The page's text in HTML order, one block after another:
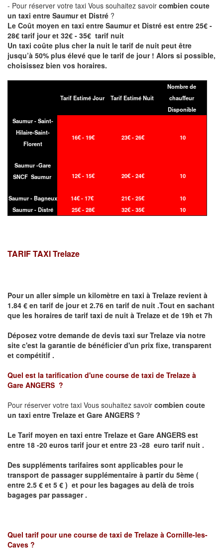
- Pour réserver votre taxi Vous souhaitez savoir combien coute
un taxi entre Saumur et Distré ?
Le Coût moyen en taxi entre Saumur et Distré est entre 25€ -
28€ tarif jour et 32€ - 35€ tarif nuit
Un taxi coûte plus cher la nuit le tarif de nuit peut être
jusqu’à 50% plus élevé que le tarif de jour ! Alors si possible,
choisissez bien vos horaires.
Tarif Estimé Jour Tarif Estimé Nuit
Nombre de
chauffeur
Disponible
Saumur - Saint-
Hilaire-Saint-
Florent
16€ - 19€ 23€ - 26€ 10
Saumur -Gare
SNCF Saumur
12€ - 15€ 20€ - 24€ 10
Saumur - Bagneux 14€ - 17€ 21€ - 25€
10
Saumur - Distré
25€ - 28€ 32€ - 35€ 10
TARIF TAXI Trelaze
Pour un aller simple un kilomètre en taxi à Trelaze revient à
1.84 € en tarif de jour et 2.76 en tarif de nuit .Tout en sachant
que les horaires de tarif taxi de nuit à Trelaze et de 19h et 7h
Déposez votre demande de devis taxi surTrelaze via notre
site c'est la garantie de bénéficier d'un prix fixe, transparent
et compétitif .
Quel est la tarification d'une course de taxi de Trelaze à
Gare ANGERS ?
Pour réserver votre taxi Vous souhaitez savoir combien coute
un taxi entre Trelaze et Gare ANGERS ?
Le Tarif moyen en taxi entre Trelaze et Gare ANGERS est
entre 18 -20 euros tarif jour et entre 23 -28 euro tarif nuit .
Des suppléments tarifaires sont applicables pour le
transport de passager supplémentaire à partir du 5ème (
entre 2.5 € et 5 € ) et pour les bagages au delà de trois
bagages par passager .
Quel tarif pour une course de taxi de Trelaze à Cornille-les-
Caves ?